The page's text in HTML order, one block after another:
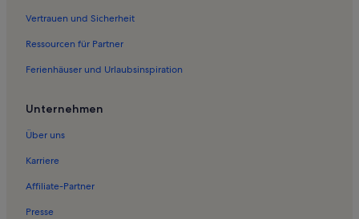
Vertrauen und Sicherheit
Ressourcen für Partner
Ferienhäuser und Urlaubsinspiration
Unternehmen
Über uns
Karriere
Affiliate-Partner
Presse